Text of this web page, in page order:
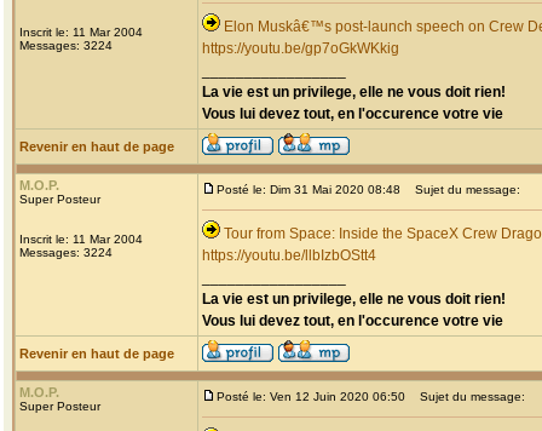
Inscrit le: 11 Mar 2004
Messages: 3224
Elon Muskâ€™s post-launch speech on Crew
https://youtu.be/gp7oGkWKkig
La vie est un privilege, elle ne vous doit rien!
Vous lui devez tout, en l'occurence votre vie
Revenir en haut de page
M.O.P.
Super Posteur
Inscrit le: 11 Mar 2004
Messages: 3224
Posté le: Dim 31 Mai 2020 08:48 Sujet du message:
Tour from Space: Inside the SpaceX Crew
https://youtu.be/llbIzbOStt4
La vie est un privilege, elle ne vous doit rien!
Vous lui devez tout, en l'occurence votre vie
Revenir en haut de page
M.O.P.
Super Posteur
Posté le: Ven 12 Juin 2020 06:50 Sujet du message: